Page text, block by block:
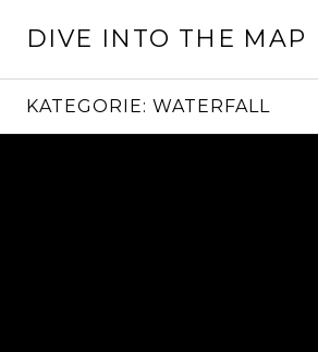
zumDIVE INTO THE MAP
KATEGORIE: WATERFALL